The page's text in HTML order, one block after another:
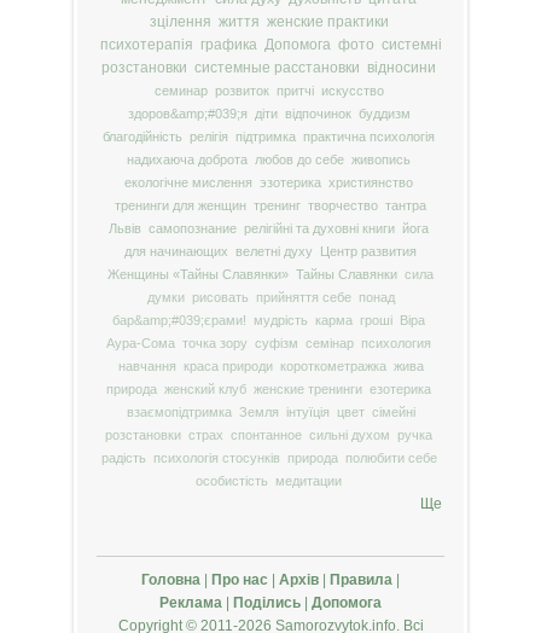
зцілення життя женские практики
психотерапія графика Допомога фото системні
розстановки системные расстановки відносини
семинар розвиток притчі
искусство
здоров&amp;#039;я
діти відпочинок буддизм
благодійність
релігія підтримка
практична психологія
надихаюча доброта
любов до себе живопись
екологічне мислення
эзотерика християнство
тренинги для женщин тренинг творчество тантра
Львів самопознание релігійні та духовні книги йога
для начинающих
велетні духу
Центр развития
Женщины «Тайны Славянки» Тайны Славянки сила
думки
рисовать прийняття себе
понад
бар&amp;#039;єрами!
мудрість карма гроші
Віра
Аура-Сома точка зору суфізм семінар психология
навчання
краса природи короткометражка жива
природа женский клуб женские тренинги езотерика
взаємопідтримка Земля інтуїція цвет сімейні
розстановки страх спонтанное сильні духом
ручка
радість
психологія стосунків природа
полюбити себе
особистість
медитации
Ще
Головна Про нас Архів Правила
Реклама
Поділись
Допомога
Copyright © 2011-2026 Samorozvytok.info. Всі